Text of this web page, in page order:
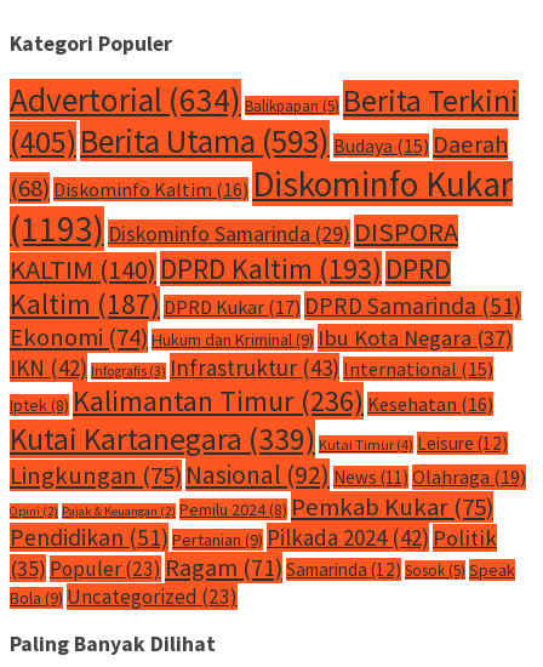
Kategori Populer
Advertorial (634) Balikpapan (5) Berita Terkini
(405)Berita Utama (593) Budaya (15) Daerah
(68) Diskominfo Kaltim (16) Diskominfo Kukar
(1193) Diskominfo Samarinda (29) DISPORA
KALTIM (140) DPRD Kaltim (193) DPRD
Kaltim (187) DPRD Kukar (17) DPRD Samarinda (51)
Ekonomi (74) Hukum dan Kriminal(9) Ibu Kota Negara (37)
IKN (42) Infografis (3) Infrastruktur (43) International (15)
Iptek(8) Kalimantan Timur (236) Kesehatan (16)
Kutai Kartanegara (339) Kutai Timur (4) Leisure (12)
Lingkungan (75) Nasional (92) News (11) Olahraga (19)
Opini (2) Pajak & Keuangan (2) Pemilu 2024(8) Pemkab Kukar (75)
Pendidikan (51) Pertanian (9) Pilkada 2024(42) Politik
(35) Populer(23) Ragam (71) Samarinda (12) Sosok(5) Speak
Bola (9) Uncategorized (23)
Paling Banyak Dilihat